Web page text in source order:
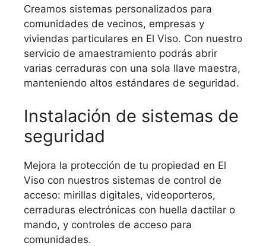
Creamos sistemas personalizados para
comunidades de vecinos, empresas y
viviendas particulares en El Viso. Con nuestro
servicio de amaestramiento podrás abrir
varias cerraduras con una sola llave maestra,
manteniendo altos estándares de seguridad.
Instalación de sistemas de
seguridad
Mejora la protección de tu propiedad en El
Viso con nuestros sistemas de control de
acceso: mirillas digitales, videoporteros,
cerraduras electrónicas con huella dactilar o
mando, y controles de acceso para
comunidades.